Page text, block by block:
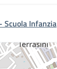
Scuola Infanzia